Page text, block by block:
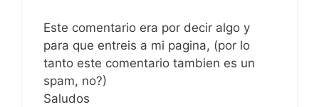
Este comentario era por decir algo y
para que entreis a mi pagina, (por lo
tanto este comentario tambien es un
spam, no?)
Saludos